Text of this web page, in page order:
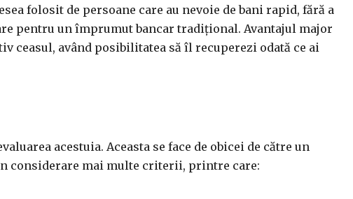
folosit de persoane care au nevoie de bani rapid, fără a
pentru un împrumut bancar tradițional. Avantajul major
ceasul, având posibilitatea să îl recuperezi odată ce ai
acestuia. Aceasta se face de obicei de către un
considerare mai multe criterii, printre care: